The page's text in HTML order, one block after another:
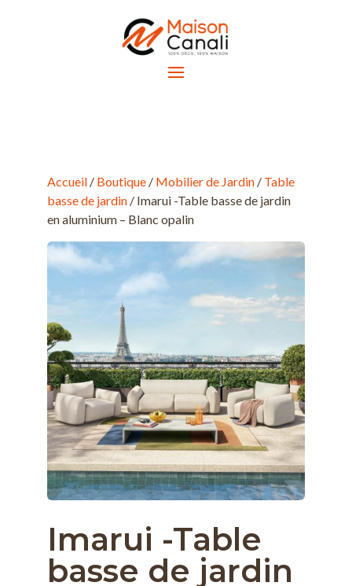
Accueil/ Boutique/ Mobilier de Jardin/ Table
basse de jardin/ Imarui -Table basse de jardin
en aluminium – Blanc opalin
Imarui -Table
basse de jardin